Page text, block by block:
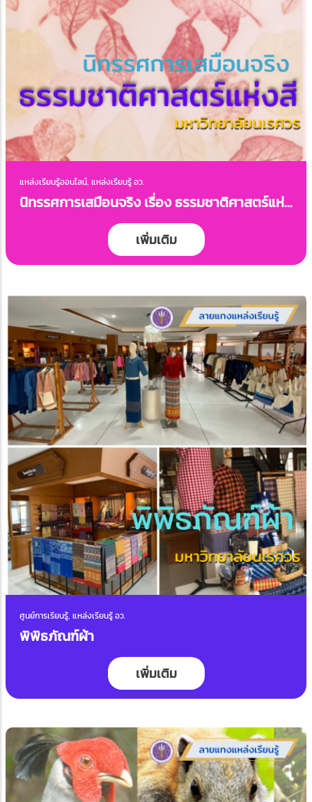
แหล่งเรียนรู้ออนไลน์, แหล่งเรียนรู้ อว.
นิทรรศการเสมือนจริง เรื่อง ธรรมชาติศาสตร์แห่ง
เพิ่มเติม
ศูนย์การเรียนรู้, แหล่งเรียนรู้ อว.
พิพิธภัณฑ์ผ้า
เพิ่มเติม